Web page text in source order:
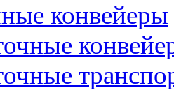
конвейеры